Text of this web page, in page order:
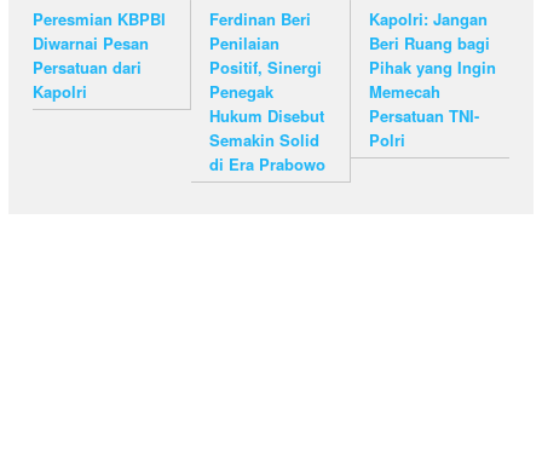
Peresmian KBPBI
Diwarnai Pesan
Persatuan dari
Kapolri
Ferdinan Beri
Penilaian
Positif, Sinergi
Penegak
Hukum Disebut
Semakin Solid
di Era Prabowo
Kapolri: Jangan
Beri Ruang bagi
Pihak yang Ingin
Memecah
Persatuan TNI-
Polri